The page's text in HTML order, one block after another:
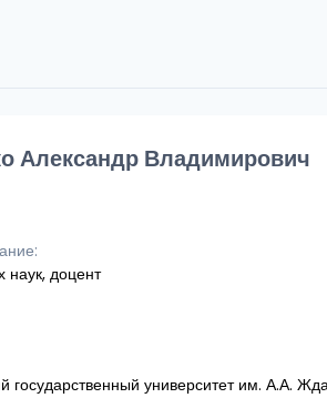
Александр Владимирович
наук, доцент
государственный университет им. А.А.